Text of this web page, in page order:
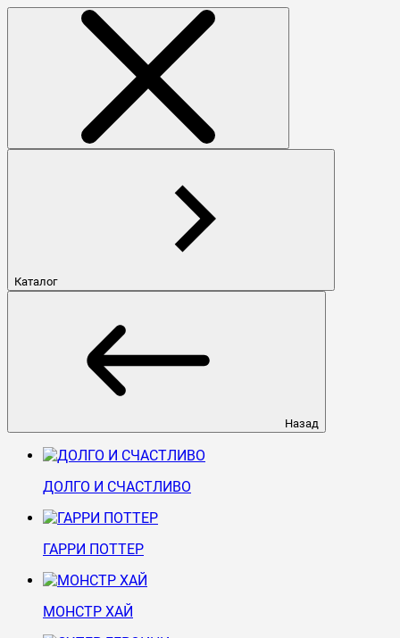
Каталог
Назад
ДОЛГО И СЧАСТЛИВО
ГАРРИ ПОТТЕР
МОНСТР ХАЙ